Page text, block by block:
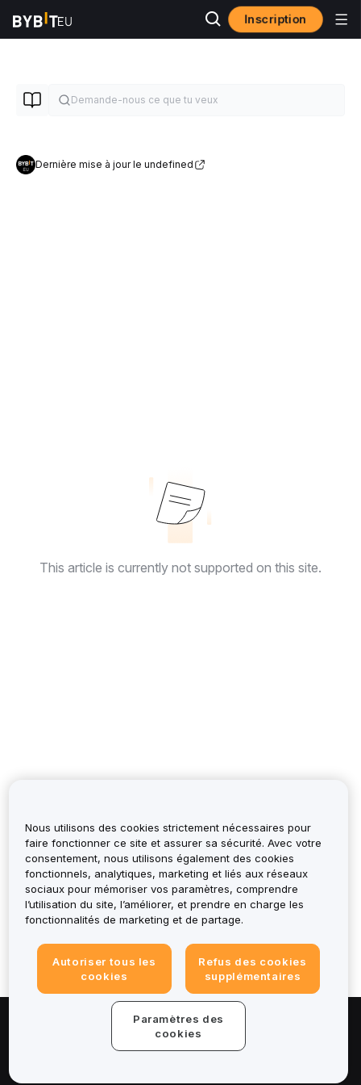
Inscription
Dernière mise à jour le undefined
This article is currently not supported on this site.
Cela t’a-t-il été utile ?
Nous utilisons des cookies strictement nécessaires pour
faire fonctionner ce site et assurer sa sécurité. Avec votre
consentement, nous utilisons également des cookies
fonctionnels, analytiques, marketing et liés aux réseaux
sociaux pour mémoriser vos paramètres, comprendre
l’utilisation du site, l’améliorer, et prendre en charge les
fonctionnalités de marketing et de partage.
Autoriser tous les
cookies
Refus des cookies
supplémentaires
Paramètres des
cookies